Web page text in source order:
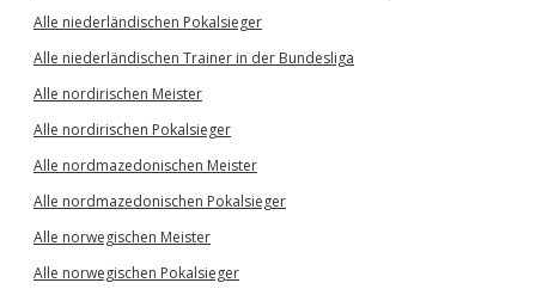
Alle niederländischen Pokalsieger
Alle niederländischen Trainer in der Bundesliga
Alle nordirischen Meister
Alle nordirischen Pokalsieger
Alle nordmazedonischen Meister
Alle nordmazedonischen Pokalsieger
Alle norwegischen Meister
Alle norwegischen Pokalsieger